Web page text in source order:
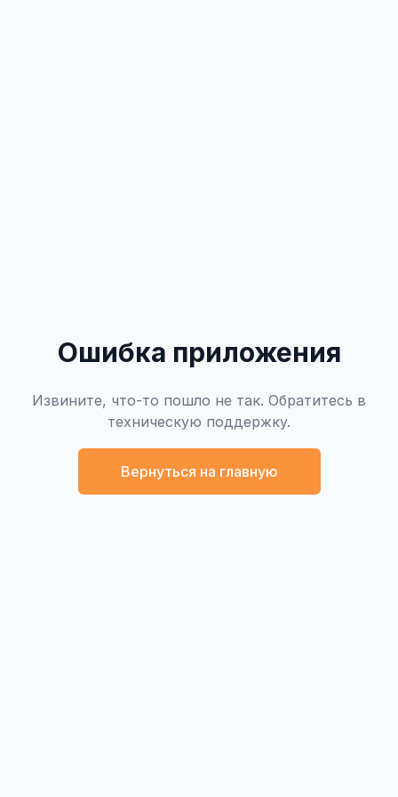
Ошибка приложения
Извините, что-то пошло не так. Обратитесь в
техническую поддержку.
Вернуться на главную